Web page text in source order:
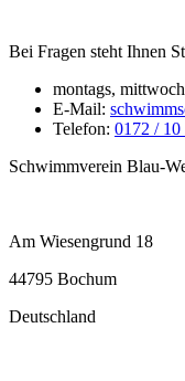
Bei Fragen steht Ihnen
montags,
E-Mail:
Telefon: 0172 / 10
Schwimmverein Blau-
Am Wiesengrund 18
44795 Bochum
Deutschland